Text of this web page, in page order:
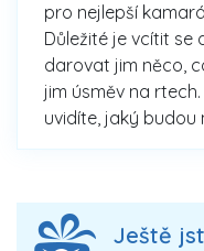
pro nejlepší
Důležité je vcítit se
darovat jim něco,
jim úsměv na
uvidíte, jaký budou
Ještě